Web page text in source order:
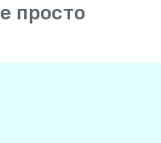
просто